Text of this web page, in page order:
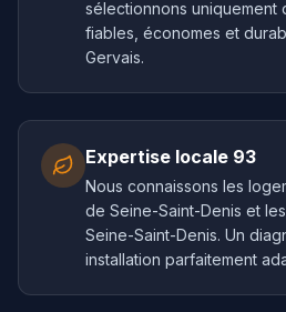
sélectionnons uniquement
fiables, économes et
Gervais.
Expertise locale 93
Nous connaissons les
de Seine-Saint-Denis et
Seine-Saint-Denis. Un
installation parfaitement